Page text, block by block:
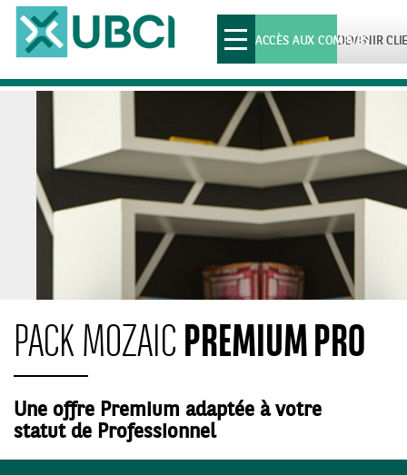
Toggle
navigationDEVENIR
ACCÈS AUX COMPTES
PACK MOZAICPREMIUM PRO
Une offre Premium adaptée à votre
statut de Professionnel